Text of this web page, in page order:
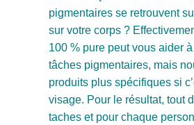
pigmentaires se retrouvent
sur votre corps ?
100 % pure peut vous aider
tâches pigmentaires, mais
produits plus spécifiques si
visage. Pour le résultat, tout
taches et pour chaque